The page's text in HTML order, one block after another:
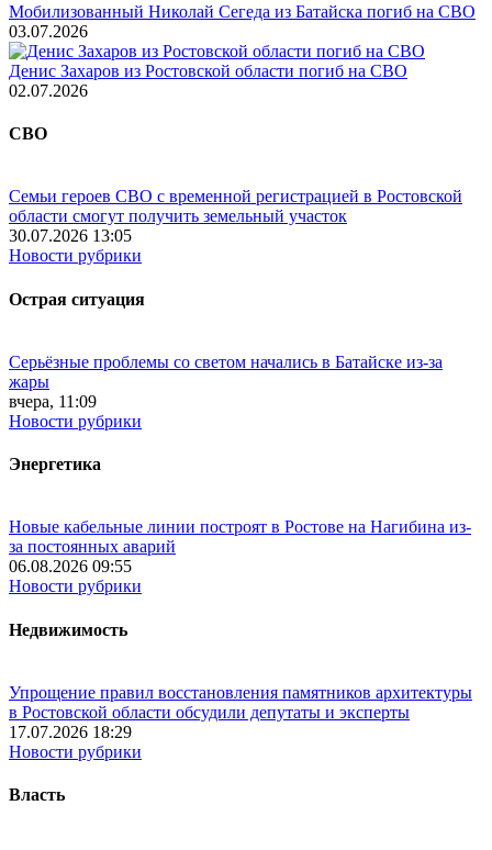
Мобилизованный Николай Сегеда из Батайска погиб на СВО
03.07.2026
Денис Захаров из Ростовской области погиб на СВО
02.07.2026
СВО
Семьи героев СВО с временной регистрацией в Ростовской
области смогут получить земельный участок
30.07.2026 13:05
Новости рубрики
Острая ситуация
Серьёзные проблемы со светом начались в Батайске из-за
жары
вчера, 11:09
Новости рубрики
Энергетика
Новые кабельные линии построят в Ростове на Нагибина из-
за постоянных аварий
06.08.2026 09:55
Новости рубрики
Недвижимость
Упрощение правил восстановления памятников архитектуры
в Ростовской области обсудили депутаты и эксперты
17.07.2026 18:29
Новости рубрики
Власть